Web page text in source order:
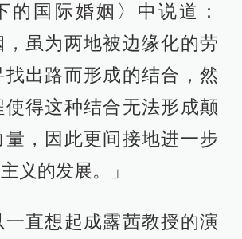
的国际婚姻〉中说道：
，虽为两地被边缘化的劳
出路而形成的结合，然
使得这种结合无法形成颠
，因此更间接地进一步
义的发展。」
直想起成露茜教授的演